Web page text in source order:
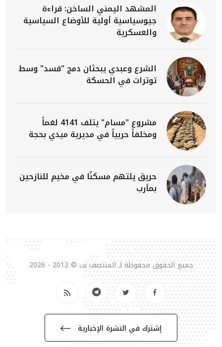
المشهد اليمني الساخن: قراءة
جيوسياسية أولية للأوضاع السياسية
والعسكرية
الشرع وعبدي يبحثان دمج "قسد" وسط
توترات في الحسكة
مشروع "مسام" يتلف 4141 لغماً
ومخلفاً حربياً في مديرية ميدي بحجة
حريق يلتهم مسكنًا في مخيم للنازحين
بمأرب
جميع الحقوق محفوظة لـ المنتصف نت © 2012 - 2026
إشترك في النشرة الإخبارية